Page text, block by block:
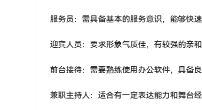
服务员：需具备基本的服务意识，能够快速
迎宾人员：要求形象气质佳，有较强的亲和
前台接待：需要熟练使用办公软件，具备良
兼职主持人：适合有一定表达能力和舞台经